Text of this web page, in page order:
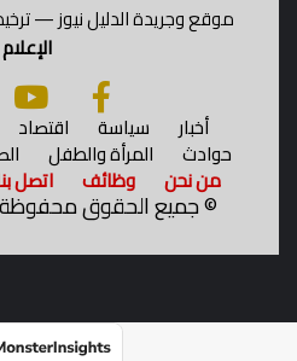
موقع وجريدة الدليل نيوز —
الإعلام
أخبار سياسة اقتصاد
حوادث المرأة والطفل
من نحن وظائف اتصل
©جميع الحقوق محفوظة